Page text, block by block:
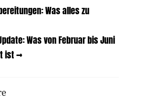
Was alles zu
Was von Februar bis Juni
ist→